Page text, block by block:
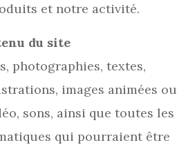
et notre activité.
du site
photographies, textes,
images animées ou
sons, ainsi que toutes les
qui pourraient être